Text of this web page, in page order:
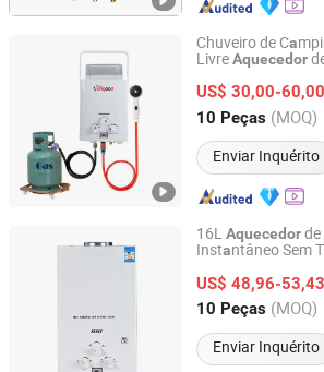
Chuveiro de Ca
LivreAquecedor
US$ 30,00-60,00
10 Peças (MOQ)
Enviar Inquérito
Zhongshan Vangood Appliances Mfg
Guangdong, China Desde
16L Aquecedorde
Instantâneo Sem T
US$ 48,96-53,43
10 Peças (MOQ)
Enviar Inquérito
Foshan Haoxing Electrical Appliance
Desde